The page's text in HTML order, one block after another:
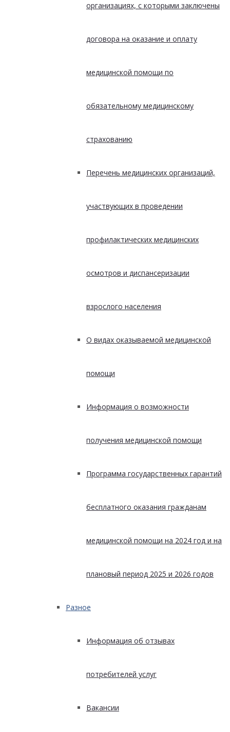
организациях, с которыми заключены
договора на оказание и оплату
медицинской помощи по
обязательному медицинскому
страхованию
Перечень медицинских организаций,
участвующих в проведении
профилактических медицинских
осмотров и диспансеризации
взрослого населения
О видах оказываемой медицинской
помощи
Информация о возможности
получения медицинской помощи
Программа государственных гарантий
бесплатного оказания гражданам
медицинской помощи на 2024 год и на
плановый период 2025 и 2026 годов
Разное
Информация об отзывах
потребителей услуг
Вакансии